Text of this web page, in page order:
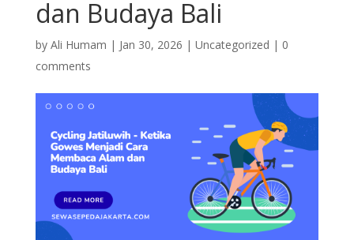
dan Budaya Bali
by Ali Humam | Jan 30, 2026 | Uncategorized | 0
comments